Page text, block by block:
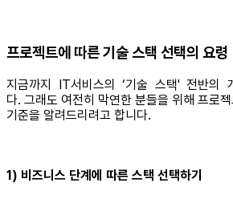
프로젝트에 따른 기술 스택 선택의 요령
지금까지 IT서비스의 ‘기술 스택' 전반의
다. 그래도 여전히 막연한 분들을 위해 프로
기준을 알려드리려고 합니다.
1) 비즈니스 단계에 따른 스택 선택하기